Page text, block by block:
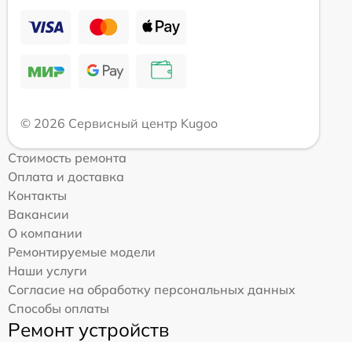
© 2026 Сервисный центр Kugoo
Стоимость ремонта
Оплата и доставка
Контакты
Вакансии
О компании
Ремонтируемые модели
Наши услуги
Согласие на обработку персональных данных
Способы оплаты
Ремонт устройств